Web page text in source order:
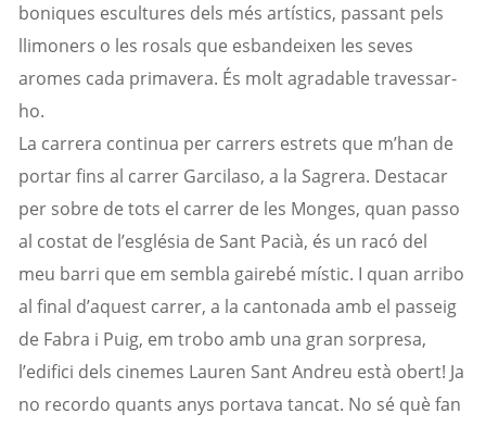
boniques escultures dels més artístics, passant pels
llimoners o les rosals que esbandeixen les seves
aromes cada primavera. És molt agradable travessar-
ho.
La carrera continua per carrers estrets que m’han de
portar fins al carrer Garcilaso, a la Sagrera. Destacar
per sobre de tots el carrer de les Monges, quan passo
al costat de l’església de Sant Pacià, és un racó del
meu barri que em sembla gairebé místic. I quan arribo
al final d’aquest carrer, a la cantonada amb el passeig
de Fabra i Puig, em trobo amb una gran sorpresa,
l’edifici dels cinemes Lauren Sant Andreu està obert! Ja
no recordo quants anys portava tancat. No sé què fan